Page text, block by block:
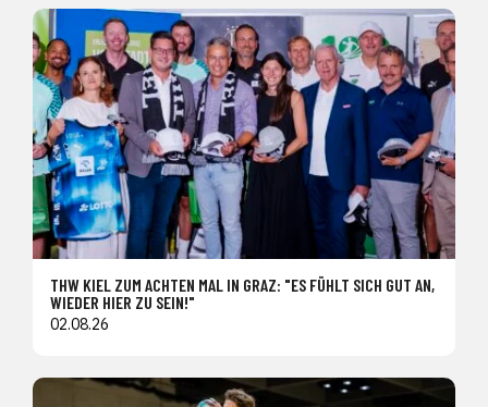
THW KIEL ZUM ACHTEN MAL IN GRAZ: "ES FÜHLT SICH GUT AN,
WIEDER HIER ZU SEIN!"
02.08.26